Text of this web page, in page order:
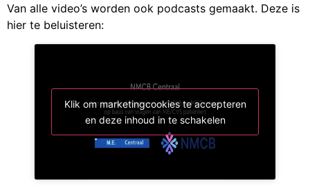
Van alle video’s worden ook podcasts gemaakt. Deze is
hier te beluisteren:
Klik om marketingcookies te accepteren
en deze inhoud in te schakelen